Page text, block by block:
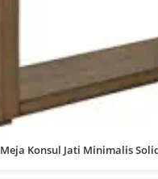
Meja Konsul Jati Minimalis